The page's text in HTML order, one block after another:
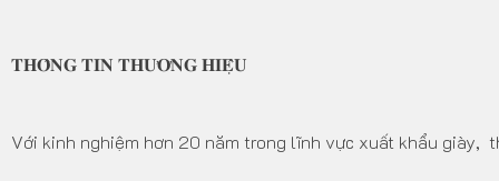
𝐓𝐇𝐎̂𝐍𝐆 𝐓𝐈𝐍 𝐓𝐇𝐔̛𝐎̛𝐍𝐆 𝐇𝐈𝐄̣̂𝐔
Với kinh nghiệm hơn 20 năm trong lĩnh vực xuất khẩu giày,